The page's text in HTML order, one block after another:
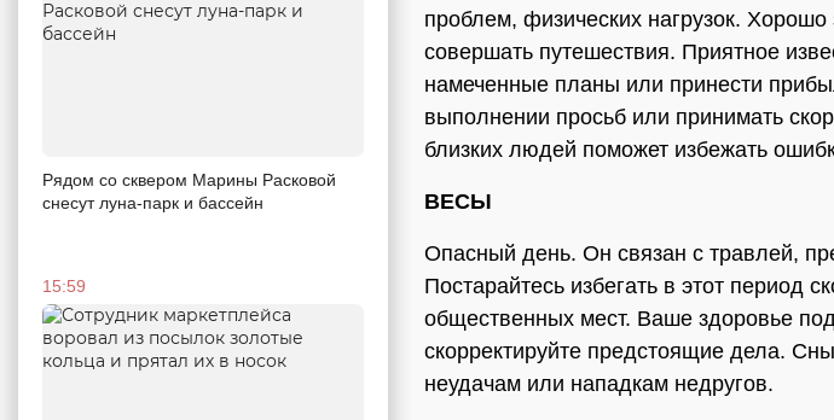
Рядом со сквером Марины Расковой
снесут луна-парк и бассейн
15:59
проблем, физических нагрузок. Хорошо
совершать путешествия. Приятное
намеченные планы или принести
выполнении просьб или принимать
близких людей поможет избежать
ВЕСЫ
Опасный день. Он связан с травлей,
Постарайтесь избегать в этот период
общественных мест. Ваше здоровье
скорректируйте предстоящие дела.
неудачам или нападкам недругов.